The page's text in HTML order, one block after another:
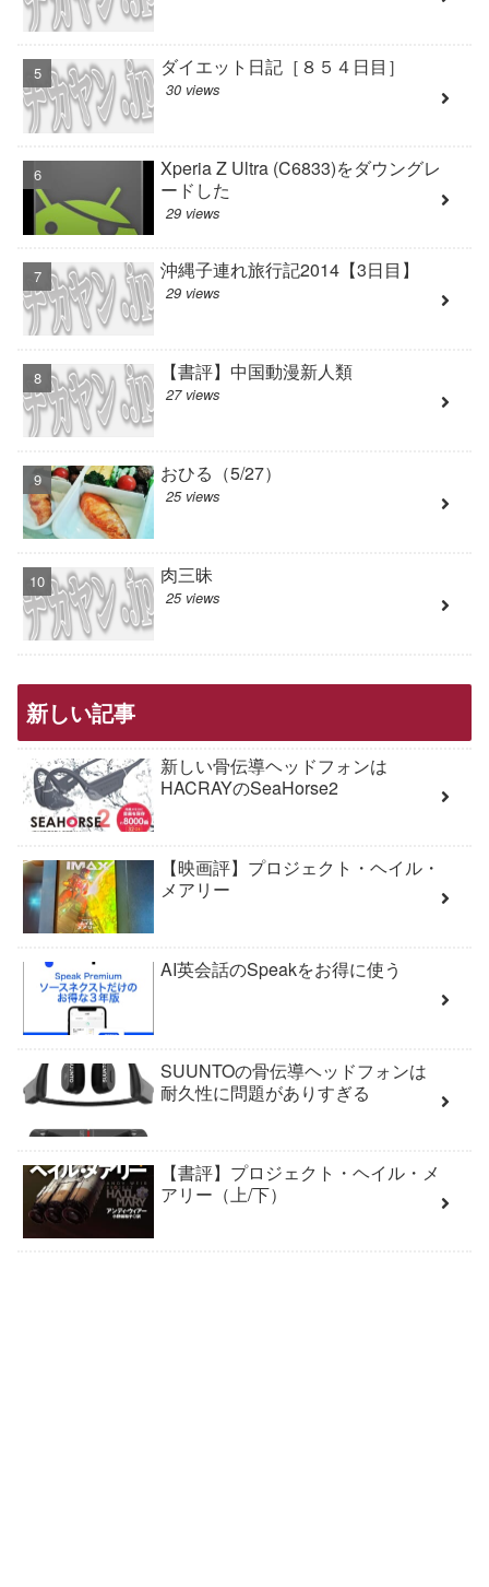
ダイエット日記［８５４日目］
30 views
Xperia Z Ultra (C6833)をダウングレ
ードした
29 views
沖縄子連れ旅行記2014【3日目】
29 views
【書評】中国動漫新人類
27 views
おひる（5/27）
25 views
肉三昧
25 views
新しい記事
新しい骨伝導ヘッドフォンは
HACRAYのSeaHorse2
【映画評】プロジェクト・ヘイル・
メアリー
AI英会話のSpeakをお得に使う
SUUNTOの骨伝導ヘッドフォンは
耐久性に問題がありすぎる
【書評】プロジェクト・ヘイル・メ
アリー（上/下）